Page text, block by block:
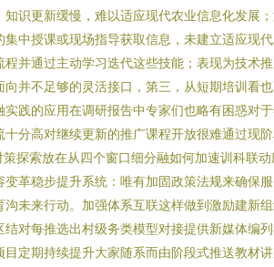
识更新缓慢，难以适应现代农业信息化发展
中授课或现场指导获取信息，未建立适应现
并通过主动学习迭代这些技能；表现为技术
并不足够的灵活接口，第三，从短期培训看
践的应用在调研报告中专家们也略有困惑对
分高对继续更新的推广课程开放很难通过现
探索放在从四个窗口细分融如何加速训科联动
革稳步提升系统：唯有加固政策法规来确保
未来行动。加强体系互联这样做到激励建新
对每推选出村级务类模型对接提供新媒体编
定期持续提升大家随系而由阶段式推送教材